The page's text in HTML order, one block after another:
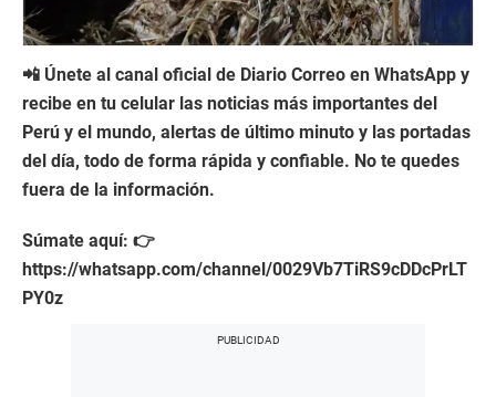
📲 Únete al canal oficial de Diario Correo en WhatsApp y
recibe en tu celular las noticias más importantes del
Perú y el mundo, alertas de último minuto y las portadas
del día, todo de forma rápida y confiable. No te quedes
fuera de la información.
Súmate aquí: 👉
https://whatsapp.com/channel/0029Vb7TiRS9cDDcPrLT
PY0z